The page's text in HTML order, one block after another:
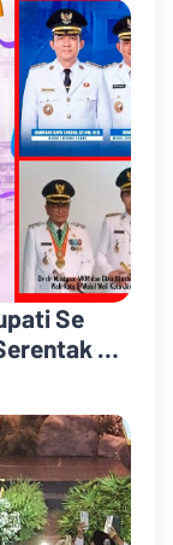
Se
27